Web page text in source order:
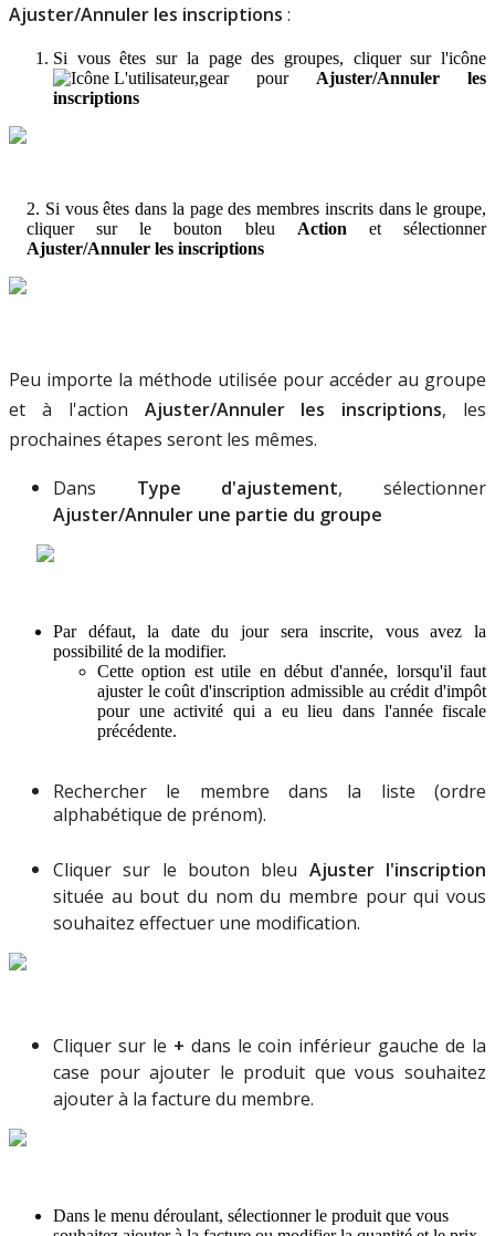
Ajuster/Annuler les inscriptions :
Si vous êtes sur la page des groupes, cliquer sur l'icône
pour
Ajuster/Annuler
les
inscriptions
2. Si vous êtes dans la page des membres inscrits dans le groupe,
cliquer sur le bouton bleu Action et sélectionner
Ajuster/Annuler les inscriptions
Peu importe la méthode utilisée pour accéder au groupe
et
à l'action Ajuster/Annuler les inscriptions,
les
prochaines étapes seront les mêmes.
Dans
Type d'ajustement, sélectionner
Ajuster/Annuler une partie du groupe
Par défaut, la date du jour sera inscrite, vous avez
la
possibilité de la modifier.
Cette option est utile en début d'année, lorsqu'il faut
ajuster le coût d'inscription admissible au crédit d'impôt
pour une activité qui a eu lieu dans l'année fiscale
précédente.
Rechercher le membre dans la liste (ordre
alphabétique de prénom).
Cliquer sur le bouton bleu Ajuster l'inscription
située au bout du nom du membre pour qui vous
souhaitez effectuer une modification.
Cliquer sur le + dans le coin inférieur gauche de la
case pour ajouter le produit que vous souhaitez
ajouterà la facture du membre.
Dans le menu déroulant, sélectionner le produit que vous